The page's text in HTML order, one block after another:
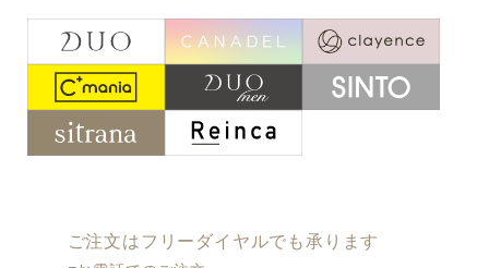
ご注文はフリーダイヤルでも承ります